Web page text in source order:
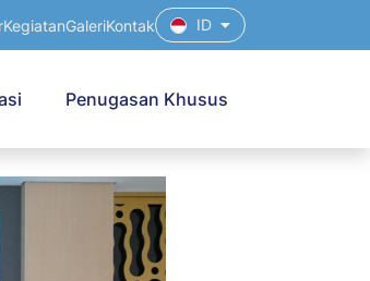
KegiatanGaleriKontak ID
Penugasan Khusus